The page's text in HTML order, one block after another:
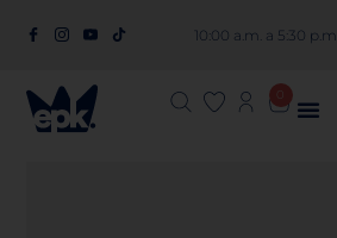
10:00 a.m. a 5:30 p.m.